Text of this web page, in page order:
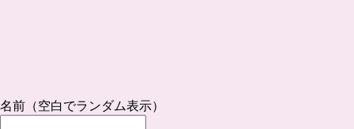
名前（空白でランダム表示）